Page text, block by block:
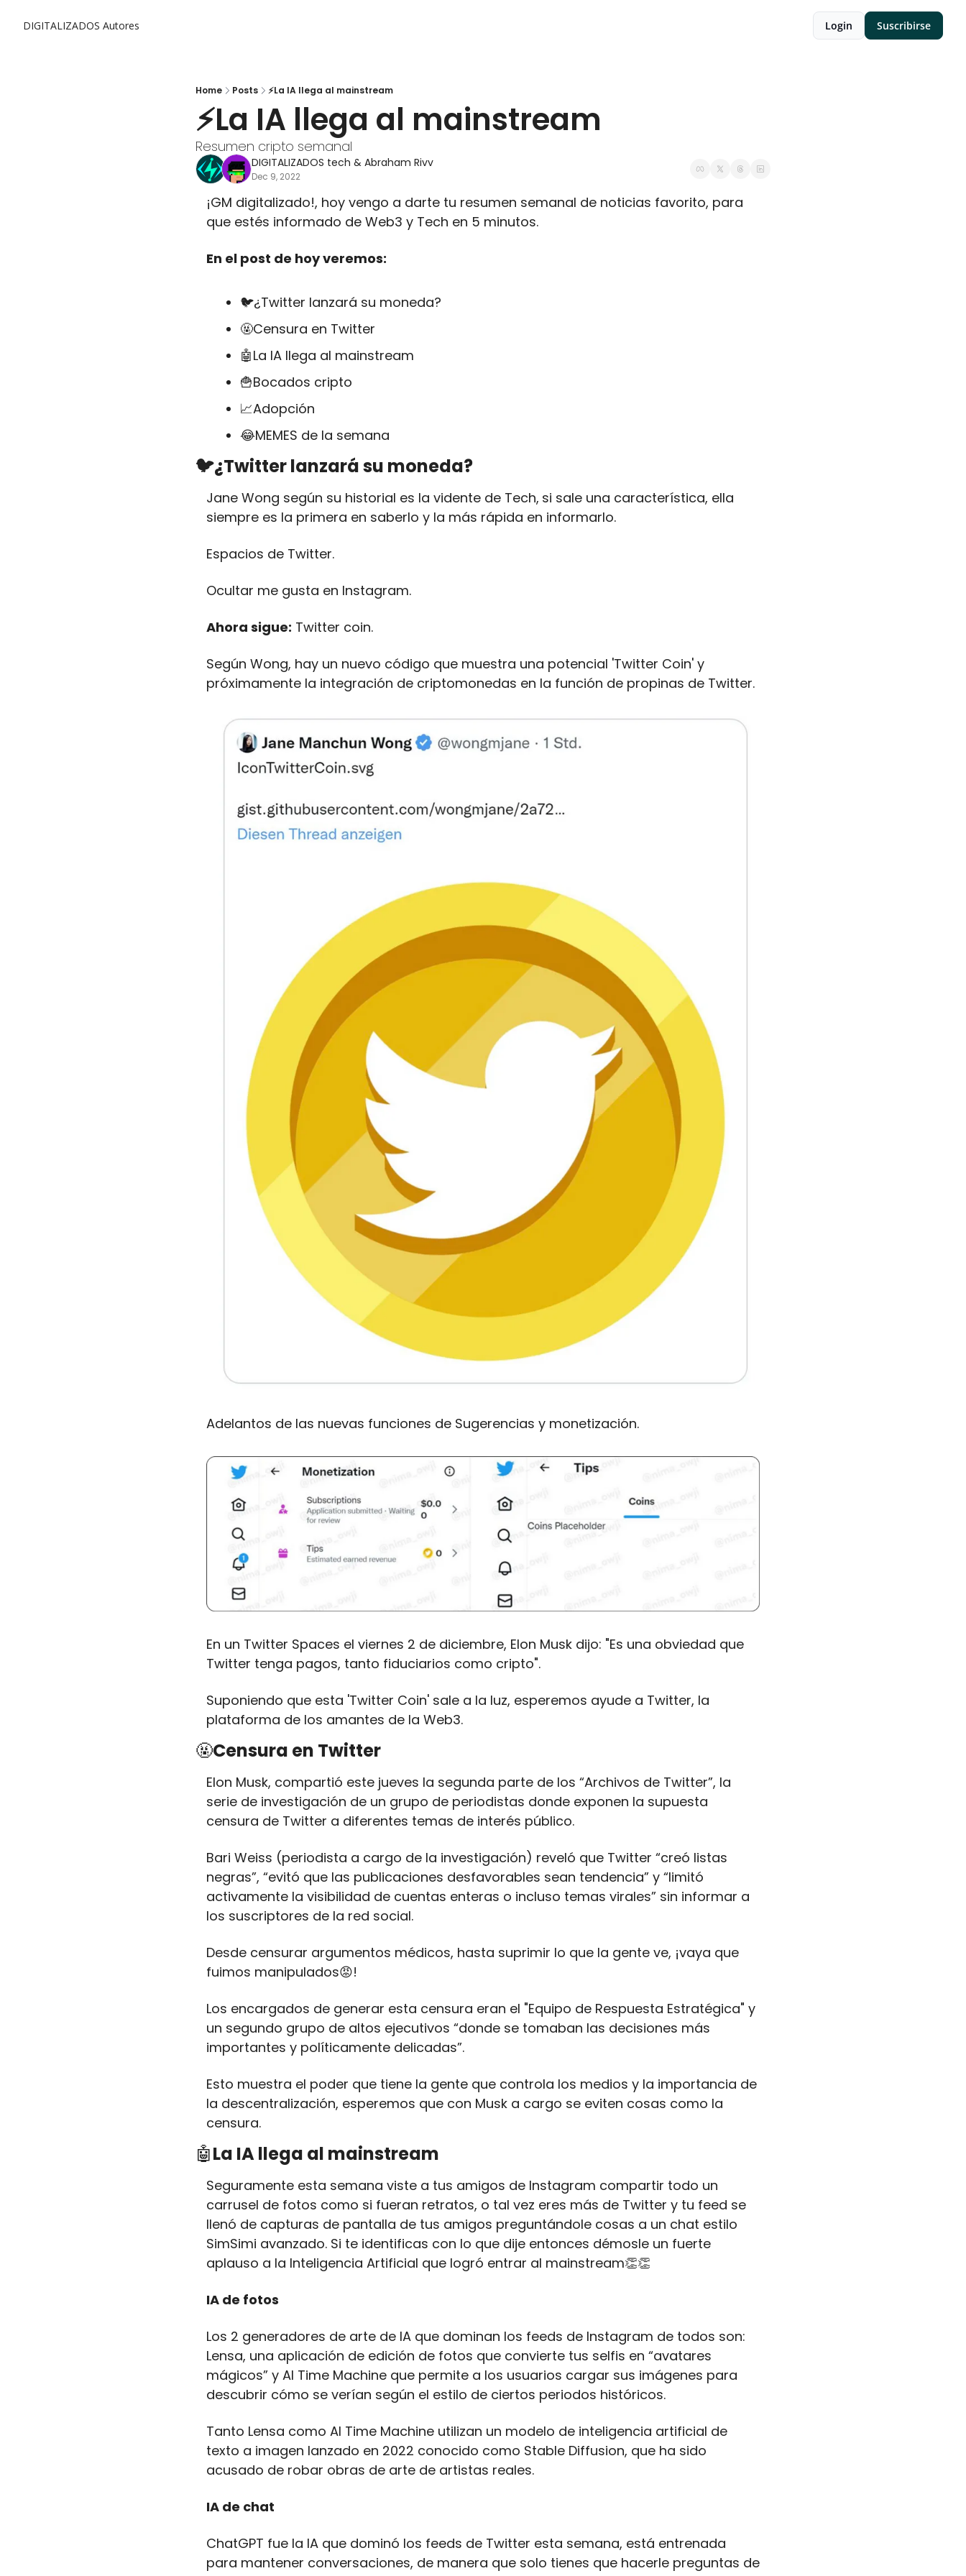
DIGITALIZADOS Autores Login Suscribirse
Home Posts ⚡La IA llega al mainstream
⚡La IA llega al mainstream
Resumen cripto semanal
DIGITALIZADOS tech & Abraham Rivv
Dec 9, 2022
¡GM digitalizado!, hoy vengo a darte tu resumen semanal de noticias favorito, para
que estés informado de Web3 y Tech en 5 minutos.
En el post de hoy veremos:
🐦¿Twitter lanzará su moneda?
🤬Censura en Twitter
🤖La IA llega al mainstream
🍟Bocados cripto
📈Adopción
😂MEMES de la semana
🐦¿Twitter lanzará su moneda?
Jane Wong según su historial es la vidente de Tech, si sale una característica, ella
siempre es la primera en saberlo y la más rápida en informarlo.
Espacios de Twitter.
Ocultar me gusta en Instagram.
Ahora sigue: Twitter coin.
Según Wong, hay un nuevo código que muestra una potencial 'Twitter Coin' y
próximamente la integración de criptomonedas en la función de propinas de Twitter.
Adelantos de las nuevas funciones de Sugerencias y monetización.
En un Twitter Spaces el viernes 2 de diciembre, Elon Musk dijo: "Es una obviedad que
Twitter tenga pagos, tanto fiduciarios como cripto".
Suponiendo que esta 'Twitter Coin' sale a la luz, esperemos ayude a Twitter, la
plataforma de los amantes de la Web3.
🤬Censura en Twitter
Elon Musk, compartió este jueves la segunda parte de los “Archivos de Twitter”, la
serie de investigación de un grupo de periodistas donde exponen la supuesta
censura de Twitter a diferentes temas de interés público.
Bari Weiss (periodista a cargo de la investigación) reveló que Twitter “creó listas
negras”, “evitó que las publicaciones desfavorables sean tendencia” y “limitó
activamente la visibilidad de cuentas enteras o incluso temas virales” sin informar a
los suscriptores de la red social.
Desde censurar argumentos médicos, hasta suprimir lo que la gente ve, ¡vaya que
fuimos manipulados😡!
Los encargados de generar esta censura eran el "Equipo de Respuesta Estratégica" y
un segundo grupo de altos ejecutivos “donde se tomaban las decisiones más
importantes y políticamente delicadas”.
Esto muestra el poder que tiene la gente que controla los medios y la importancia de
la descentralización, esperemos que con Musk a cargo se eviten cosas como la
censura.
🤖La IA llega al mainstream
Seguramente esta semana viste a tus amigos de Instagram compartir todo un
carrusel de fotos como si fueran retratos, o tal vez eres más de Twitter y tu feed se
llenó de capturas de pantalla de tus amigos preguntándole cosas a un chat estilo
SimSimi avanzado. Si te identificas con lo que dije entonces démosle un fuerte
aplauso a la Inteligencia Artificial que logró entrar al mainstream👏👏
IA de fotos
Los 2 generadores de arte de IA que dominan los feeds de Instagram de todos son:
Lensa, una aplicación de edición de fotos que convierte tus selfis en “avatares
mágicos” y AI Time Machine que permite a los usuarios cargar sus imágenes para
descubrir cómo se verían según el estilo de ciertos periodos históricos.
Tanto Lensa como AI Time Machine utilizan un modelo de inteligencia artificial de
texto a imagen lanzado en 2022 conocido como Stable Diffusion, que ha sido
acusado de robar obras de arte de artistas reales.
IA de chat
ChatGPT fue la IA que dominó los feeds de Twitter esta semana, está entrenada
para mantener conversaciones, de manera que solo tienes que hacerle preguntas de